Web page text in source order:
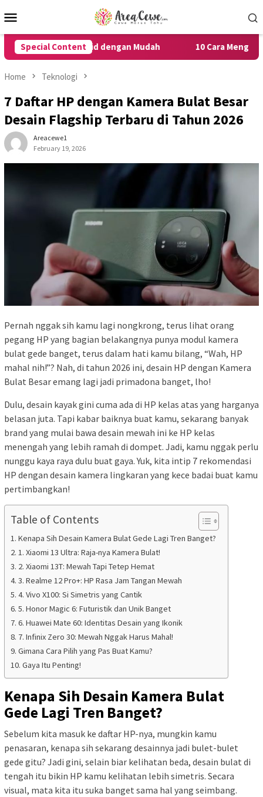
to
Menu
Special Content
Android dengan Mudah 10 Cara Menghilangkan Iklan
Home Teknologi
7 Daftar HP dengan Kamera Bulat Besar
Desain Flagship Terbaru di Tahun 2026
Areacewe1
February 19, 2026
Pernah nggak sih kamu lagi nongkrong, terus lihat orang
pegang HP yang bagian belakangnya punya modul kamera
bulat gede banget, terus dalam hati kamu bilang, “Wah, HP
mahal nih!”? Nah, di tahun 2026 ini, desain HP dengan Kamera
Bulat Besar emang lagi jadi primadona banget, lho!
Dulu, desain kayak gini cuma ada di HP kelas atas yang harganya
belasan juta. Tapi kabar baiknya buat kamu, sekarang banyak
brand yang mulai bawa desain mewah ini ke HP kelas
menengah yang lebih ramah di dompet. Jadi, kamu nggak perlu
nunggu kaya raya dulu buat gaya. Yuk, kita intip 7 rekomendasi
HP dengan desain kamera lingkaran yang kece badai buat kamu
pertimbangkan!
Table of Contents
Kenapa Sih Desain Kamera Bulat Gede Lagi Tren Banget?
1. Xiaomi 13 Ultra: Raja-nya Kamera Bulat!
2. Xiaomi 13T: Mewah Tapi Tetep Hemat
3. Realme 12 Pro+: HP Rasa Jam Tangan Mewah
4. Vivo X100: Si Simetris yang Cantik
5. Honor Magic 6: Futuristik dan Unik Banget
6. Huawei Mate 60: Identitas Desain yang Ikonik
7. Infinix Zero 30: Mewah Nggak Harus Mahal!
Gimana Cara Pilih yang Pas Buat Kamu?
Gaya Itu Penting!
Kenapa Sih Desain Kamera Bulat
Gede Lagi Tren Banget?
Sebelum kita masuk ke daftar HP-nya, mungkin kamu
penasaran, kenapa sih sekarang desainnya jadi bulet-bulet
gede gitu? Jadi gini, selain biar kelihatan beda, desain bulat di
tengah itu bikin HP kamu kelihatan lebih simetris. Secara
visual, mata kita itu suka banget sama hal yang seimbang.